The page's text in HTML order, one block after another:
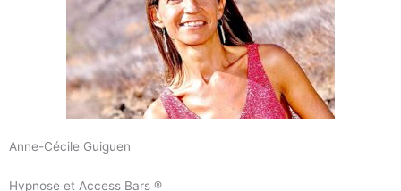
Anne-Cécile Guiguen
Hypnose et Access Bars ®